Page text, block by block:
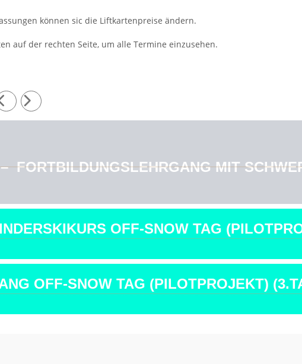
können sic die Liftkartenpreise ändern.
auf der rechten Seite, um alle Termine einzusehen.
FORTBILDUNGSLEHRGANG MIT
OFF-SNOW TAG
OFF-SNOW TAG (PILOTPROJEKT)